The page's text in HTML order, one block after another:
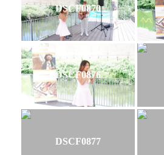
DSCF0870
DSCF0876
DSCF0877